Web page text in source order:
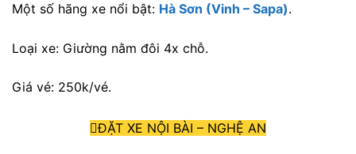
Một số hãng xe nổi bật: Hà Sơn (Vinh – Sapa).
Loại xe: Giường nằm đôi 4x chỗ.
Giá vé: 250k/vé.
ĐẶT XE NỘI BÀI – NGHỆ AN